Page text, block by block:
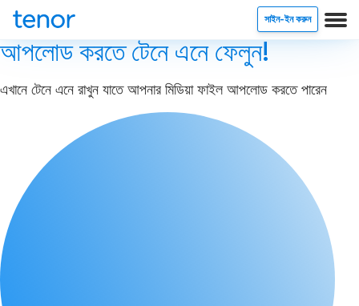
সাইন-ইন করুন
আপলোড করতে টেনে এনে ফেলুন!
এখানে টেনে এনে রাখুন যাতে আপনার মিডিয়া ফাইল আপলোড করতে পারেন